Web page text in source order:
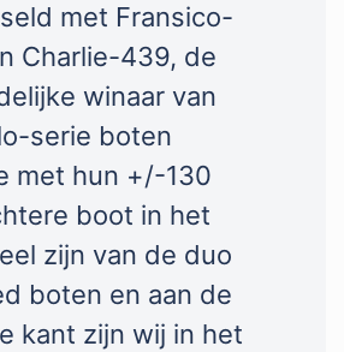
met Fransico-
Charlie-439, de
winaar van
serie boten
met hun +/-130
boot in het
zijn van de duo
boten en aan de
kant zijn wij in het